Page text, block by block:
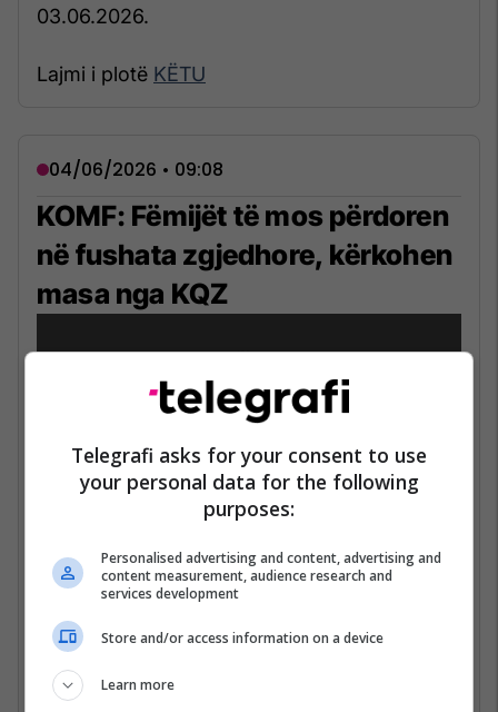
03.06.2026.
Lajmi i plotë KËTU
04/06/2026 • 09:08
KOMF: Fëmijët të mos përdoren
në fushata zgjedhore, kërkohen
masa nga KQZ
Koalicioni i Organizatave Joqeveritare për
Mbrojtjen e Fëmijëve (KOMF) ka reaguar ndaj
përfshirjes së fëmijëve në aktivitetet e
fushatës zgjedhore, duke kërkuar ndërhyrjen
e Komisionit Qendror të Zgjedhjeve (KQZ).
Telegrafi asks for your consent to use
your personal data for the following
purposes:
Personalised advertising and content, advertising and
content measurement, audience research and
services development
Store and/or access information on a device
Learn more